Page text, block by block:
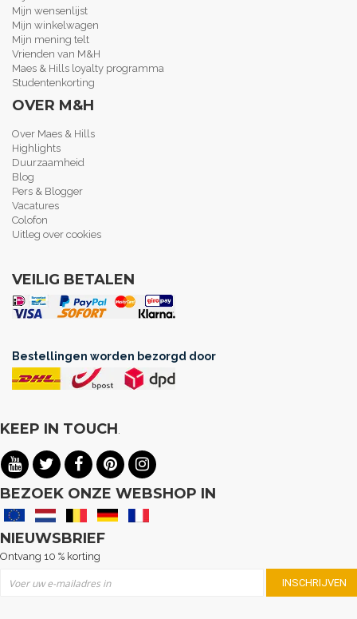
Mijn wensenlijst
Mijn winkelwagen
Mijn mening telt
Vrienden van M&H
Maes & Hills loyalty programma
Studentenkorting
OVER M&H
Over Maes & Hills
Highlights
Duurzaamheid
Blog
Pers & Blogger
Vacatures
Colofon
Uitleg over cookies
VEILIG BETALEN
Bestellingen worden bezorgd door
KEEP IN TOUCH.
BEZOEK ONZE WEBSHOP IN
NIEUWSBRIEF
Ontvang 10 % korting
INSCHRIJVEN